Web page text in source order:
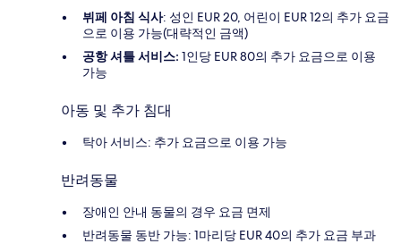
뷔페 아침 식사: 성인 EUR 20, 어린이 EUR 12의 추가 요금
으로 이용 가능(대략적인 금액)
공항 셔틀 서비스: 1인당 EUR 80의 추가 요금으로 이용
가능
아동 및 추가 침대
탁아 서비스: 추가 요금으로 이용 가능
반려동물
장애인 안내 동물의 경우 요금 면제
반려동물 동반 가능: 1마리당 EUR 40의 추가 요금 부과